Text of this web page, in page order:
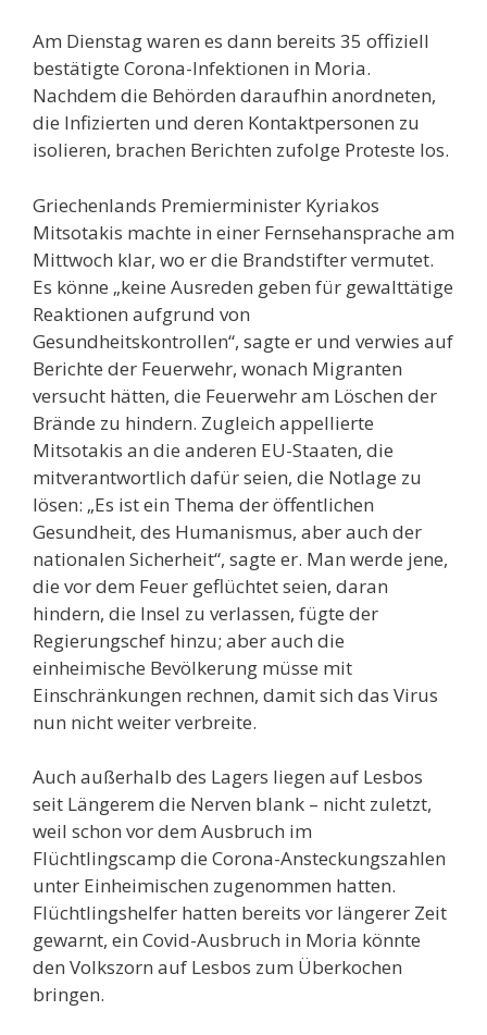
Am Dienstag waren es dann bereits 35 offiziell
bestätigte Corona-Infektionen in Moria.
Nachdem die Behörden daraufhin anordneten,
die Infizierten und deren Kontaktpersonen zu
isolieren, brachen Berichten zufolge Proteste los.
Griechenlands Premierminister Kyriakos
Mitsotakis machte in einer Fernsehansprache am
Mittwoch klar, wo er die Brandstifter vermutet.
Es könne „keine Ausreden geben für gewalttätige
Reaktionen aufgrund von
Gesundheitskontrollen“, sagte er und verwies auf
Berichte der Feuerwehr, wonach Migranten
versucht hätten, die Feuerwehr am Löschen der
Brände zu hindern. Zugleich appellierte
Mitsotakis an die anderen EU-Staaten, die
mitverantwortlich dafür seien, die Notlage zu
lösen: „Es ist ein Thema der öffentlichen
Gesundheit, des Humanismus, aber auch der
nationalen Sicherheit“, sagte er. Man werde jene,
die vor dem Feuer geflüchtet seien, daran
hindern, die Insel zu verlassen, fügte der
Regierungschef hinzu; aber auch die
einheimische Bevölkerung müsse mit
Einschränkungen rechnen, damit sich das Virus
nun nicht weiter verbreite.
Auch außerhalb des Lagers liegen auf Lesbos
seit Längerem die Nerven blank – nicht zuletzt,
weil schon vor dem Ausbruch im
Flüchtlingscamp die Corona-Ansteckungszahlen
unter Einheimischen zugenommen hatten.
Flüchtlingshelfer hatten bereits vor längerer Zeit
gewarnt, ein Covid-Ausbruch in Moria könnte
den Volkszorn auf Lesbos zum Überkochen
bringen.